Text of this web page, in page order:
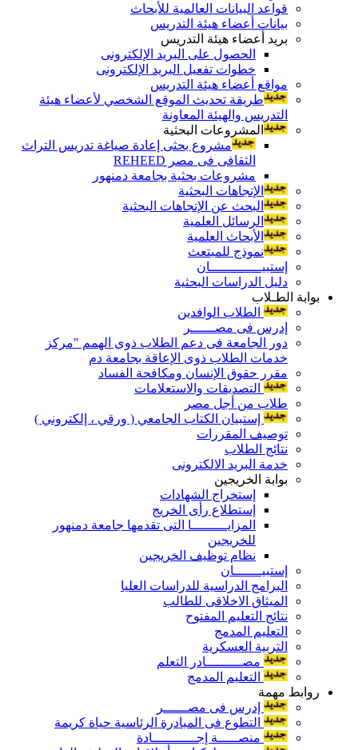
قواعد البيانات العالمية للأبحاث
بيانات أعضاء هيئة التدريس
بريد أعضاء هيئة التدريس
الحصول على البريد الإلكترونى
خطوات تفعيل البريد الإلكترونى
مواقع أعضاء هيئة التدريس
طريقة تحديث الموقع الشخصي لأعضاء هيئة
التدريس والهيئة المعاونة
المشروعات البحثية
مشروع بحثى إعادة صياغة تدريس التراث
الثقافى فى مصر REHEED
مشروعات بحثية بجامعة دمنهور
الإتجاهات البحثية
البحث عن الإتجاهات البحثية
الرسائل العلمية
الأبحاث العلمية
نموذج للمبتعث
إستبيـــــــــــــان
دليل الدراسات البحثية
بوابة الطـلاب
الطلاب الوافدين
إدرس فى مصــــــر
دور الجامعة فى دعم الطلاب ذوى الهمم "مركز
خدمات الطلاب ذوى الإعاقة بجامعة دم
مقرر حقوق الإنسان ومكافحة الفساد
التصديقات والاستعلامات
طلاب من أجل مصر
إستبيان الكتاب الجامعي ( ورقي ، إلكتروني )
توصيف المقررات
نتائج الطلاب
خدمة البريد الالكترونى
بوابة الخريجين
إستخراج الشهادات
إستطلاع رأى الخريج
المزايـــــــــا التى تقدمها جامعة دمنهور
للخريجين
نظام توظيف الخريجين
إستبيـــــــان
البرامج الدراسية للدراسات العليا
الميثاق الاخلاقى للطالب
نتائج التعليم المفتوح
التعليم المدمج
التربية العسكرية
مصـــــــــادر التعلم
التعليم المدمج
روابط مهمة
إدرس فى مصــــــر
التطوع فى المبادرة الرئاسية حياة كريمة
منصـــــة إجـــــــــــادة